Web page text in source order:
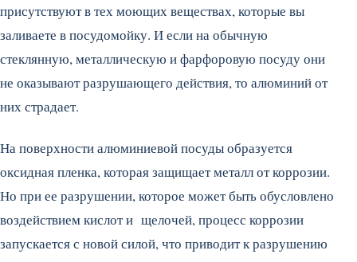
присутствуют в тех моющих веществах, которые вы
заливаете в посудомойку. И если на обычную
стеклянную, металлическую и фарфоровую посуду они
не оказывают разрушающего действия, то алюминий от
них страдает.
На поверхности алюминиевой посуды образуется
оксидная пленка, которая защищает металл от коррозии.
Но при ее разрушении, которое может быть обусловлено
воздействием кислот и щелочей, процесс коррозии
запускается с новой силой, что приводит к разрушению